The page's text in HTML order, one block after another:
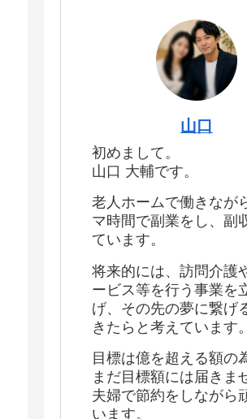
山口
初めまして。
山口 大輔です。
老人ホームで働きなが
マ時間で副業をし、副
ています。
将来的には、訪問介護
ービス等を行う事業を
げ、その先の夢に繋げ
きたらと考えています。
目標は億を超える額の
まだ目標額には届きま
夫婦で節約をしながら
います。